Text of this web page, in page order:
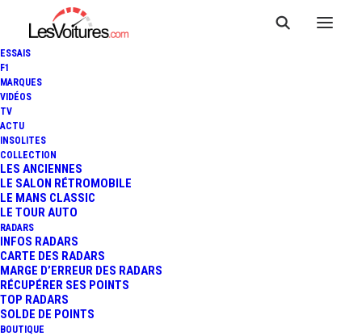
ESSAIS
F1
MARQUES
VIDÉOS
TV
ACTU
INSOLITES
COLLECTION
LES ANCIENNES
LE SALON RÉTROMOBILE
LE MANS CLASSIC
LE TOUR AUTO
RADARS
INFOS RADARS
CARTE DES RADARS
MARGE D’ERREUR DES RADARS
RÉCUPÉRER SES POINTS
TOP RADARS
SOLDE DE POINTS
BOUTIQUE
Roncherolles-en-Bray
CetteAire de covoiturage
en-Bray, située à
département de
pratique et accessible pour faciliter vos déplacements
partagés. Positionnée
Route de Rouen